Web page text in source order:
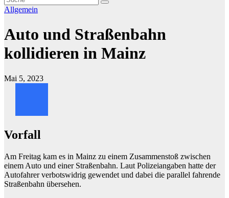
Allgemein
Auto und Straßenbahn
kollidieren in Mainz
Mai 5, 2023
Vorfall
Am Freitag kam es in Mainz zu einem Zusammenstoß zwischen
einem Auto und einer Straßenbahn. Laut Polizeiangaben hatte der
Autofahrer verbotswidrig gewendet und dabei die parallel fahrende
Straßenbahn übersehen.